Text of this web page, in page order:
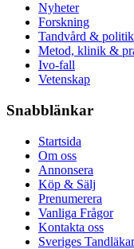
Nyheter
Forskning
Tandvård & politik
Metod, klinik &
Ivo-fall
Vetenskap
Snabblänkar
Startsida
Om oss
Annonsera
Köp & Sälj
Prenumerera
Vanliga Frågor
Kontakta oss
Sveriges